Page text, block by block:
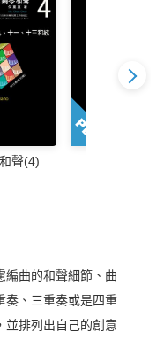
聲(4)
編曲的和聲細節、曲
奏、三重奏或是四重
並排列出自己的創意